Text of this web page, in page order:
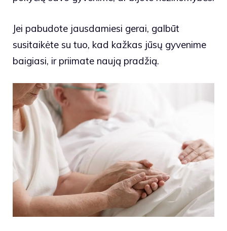
Jei pabudote jausdamiesi gerai, galbūt
susitaikėte su tuo, kad kažkas jūsų gyvenime
baigiasi, ir priimate naują pradžią.